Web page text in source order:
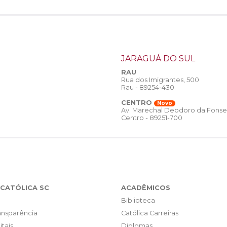
JARAGUÁ DO SUL
RAU
Rua dos Imigrantes, 500
Rau - 89254-430
CENTRO
Novo
Av. Marechal Deodoro da
Centro - 89251-700
SC
ACADÊMICOS
Biblioteca
Católica Carreiras